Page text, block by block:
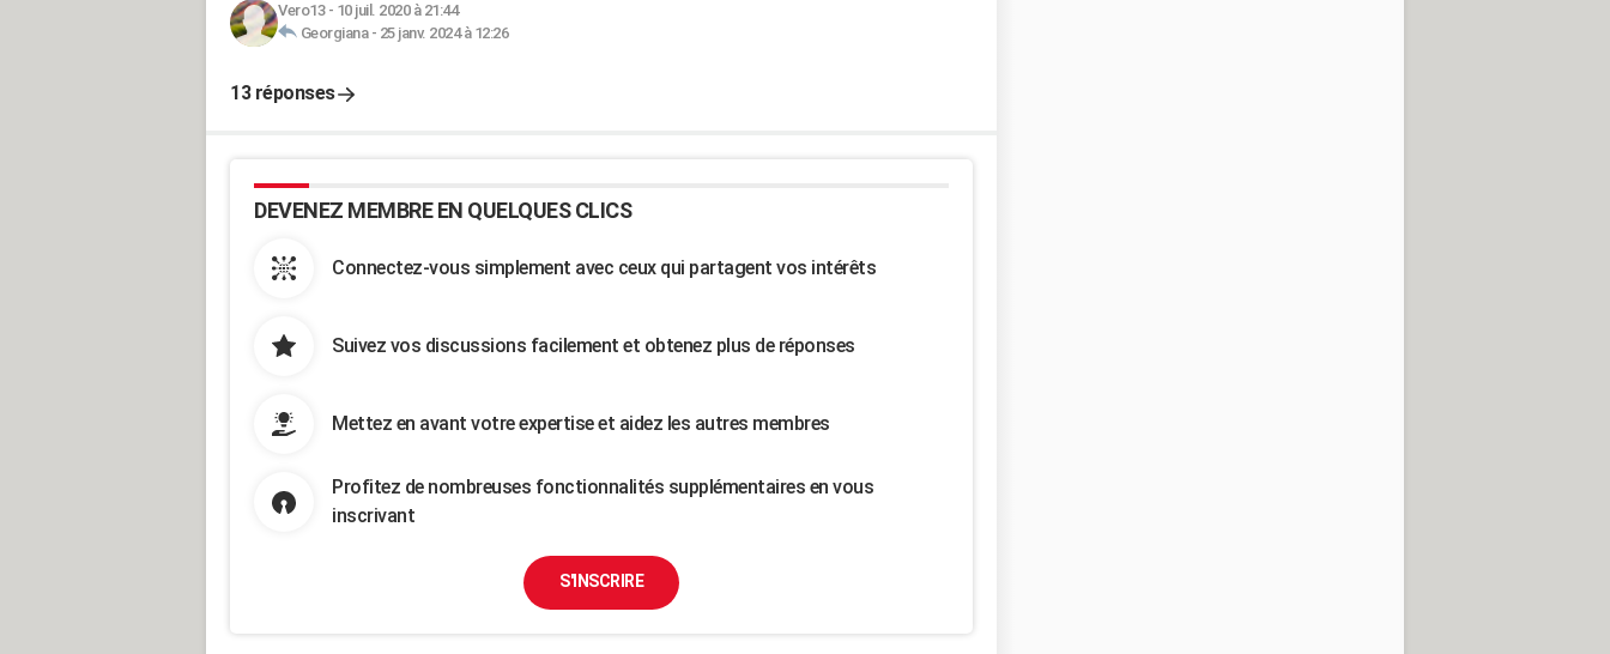
Vero13- 10 juil. 2020 à 21:44
Georgiana- 25 janv. 2024 à 12:26
13 réponses
DEVENEZ MEMBRE EN QUELQUES CLICS
Connectez-vous simplement avec ceux qui partagent vos intérêts
Suivez vos discussions facilement et obtenez plus de réponses
Mettez en avant votre expertise et aidez les autres membres
Profitez de nombreuses fonctionnalités supplémentaires en vous
inscrivant
S'INSCRIRE